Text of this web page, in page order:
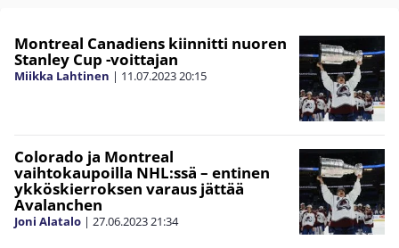
Montreal Canadiens kiinnitti nuoren
Stanley Cup -voittajan
Miikka Lahtinen | 11.07.202320:15
Colorado ja Montreal
vaihtokaupoilla NHL:ssä – entinen
ykköskierroksen varaus jättää
Avalanchen
Joni Alatalo | 27.06.202321:34